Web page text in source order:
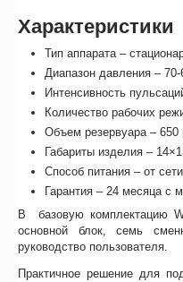
Характеристики
Тип аппарата –
Диапазон давления – 70-
Интенсивность
Количество рабочих
Объем резервуара – 650
Габариты изделия –
Способ питания – от
Гарантия – 24 месяца с
В базовую комплектацию
основной блок, семь
руководство пользователя.
Практичное решение для